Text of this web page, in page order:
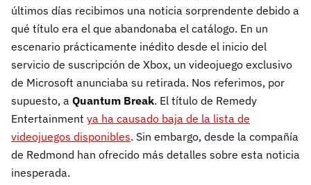
últimos días recibimos una noticia sorprendente debido a
qué título era el que abandonaba el catálogo. En un
escenario prácticamente inédito desde el inicio del
servicio de suscripción de Xbox, un videojuego exclusivo
de Microsoft anunciaba su retirada. Nos referimos, por
supuesto, a Quantum Break. El título de Remedy
Entertainment ya ha causado baja de la lista de
videojuegos disponibles. Sin embargo, desde la compañía
de Redmond han ofrecido más detalles sobre esta noticia
inesperada.